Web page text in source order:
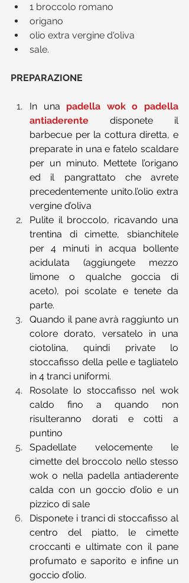
1 broccolo romano
origano
olio extra vergine d'oliva
sale.
PREPARAZIONE
In una padella wok o padella
antiaderente
disponete il
barbecue per la cottura diretta, e
preparate in una e fatelo scaldare
per un minuto. Mettete l’origano
ed il pangrattato che avrete
precedentemente unito.l’olio extra
vergine d’oliva
Pulite il broccolo, ricavando una
trentina di cimette, sbianchitele
per 4 minuti in acqua bollente
acidulata (aggiungete mezzo
limone o qualche goccia di
aceto), poi scolate e tenete da
parte.
Quando il pane avrà raggiunto un
colore dorato, versatelo in una
ciotolina, quindi private lo
stoccafisso della pelle e tagliatelo
in 4 tranci uniformi.
Rosolate lo stoccafisso nel wok
caldo fino a quando non
risulteranno dorati e cotti a
puntino
Spadellate velocemente le
cimette del broccolo nello stesso
wok o nella padella antiaderente
calda con un goccio d’olio e un
pizzico di sale
Disponete i tranci di stoccafisso al
centro del piatto, le cimette
croccanti e ultimate con il pane
profumato e saporito e infine un
goccio d’olio.